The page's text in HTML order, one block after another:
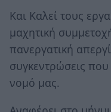
Και Καλεί τους
μαχητική
πανεργατική
συγκεντρώσεις
νομό μας.